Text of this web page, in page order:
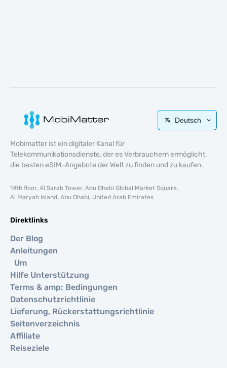
Deutsch
Mobimatter ist ein digitaler Kanal für
Telekommunikationsdienste, der es Verbrauchern ermöglicht,
die besten eSIM-Angebote der Welt zu finden und zu kaufen.
14th floor, Al Sarab Tower, Abu Dhabi Global Market Square,
Al Maryah Island, Abu Dhabi, United Arab Emirates
Direktlinks
Der Blog
Anleitungen
Um
Hilfe Unterstützung
Terms & amp; Bedingungen
Datenschutzrichtlinie
Lieferung, Rückerstattungsrichtlinie
Seitenverzeichnis
Affiliate
Reiseziele